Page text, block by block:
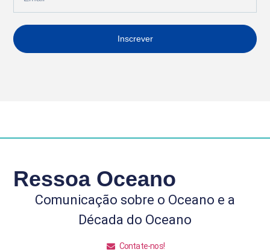
Inscrever
Ressoa Oceano
Comunicação sobre o Oceano e a
Década do Oceano
Contate-nos!